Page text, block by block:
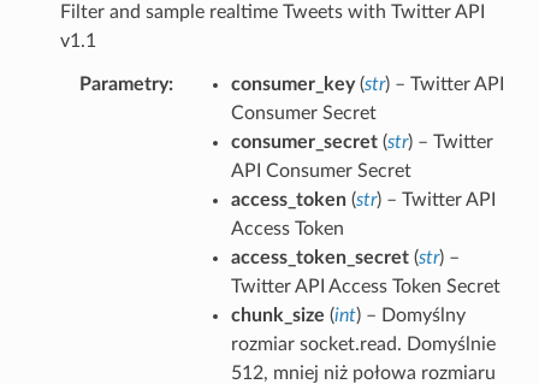
Filter and sample realtime Tweets with Twitter API
v1.1
Parametry consumer_key(str) – Twitter API
Consumer Secret
consumer_secret(str) – Twitter
API Consumer Secret
access_token(str) – Twitter API
Access Token
access_token_secret(str) –
Twitter API Access Token Secret
chunk_size (int) – Domyślny
rozmiar socket.read. Domyślnie
512, mniej niż połowa rozmiaru